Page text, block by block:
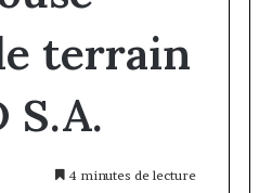
terrain
S.A.
4 minutes de lecture